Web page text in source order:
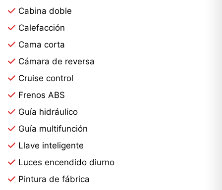
Cabina doble
Calefacción
Cama corta
Cámara de reversa
Cruise control
Frenos ABS
Guía hidráulico
Guía multifunción
Llave inteligente
Luces encendido diurno
Pintura de fábrica